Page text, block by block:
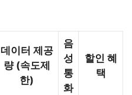
데이터 제공
량 (속도제
한)
음
성
통
화
할인 혜
택